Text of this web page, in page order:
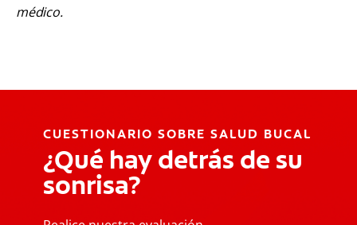
médico.
CUESTIONARIO SOBRE SALUD BUCAL
¿Qué hay detrás de su
sonrisa?